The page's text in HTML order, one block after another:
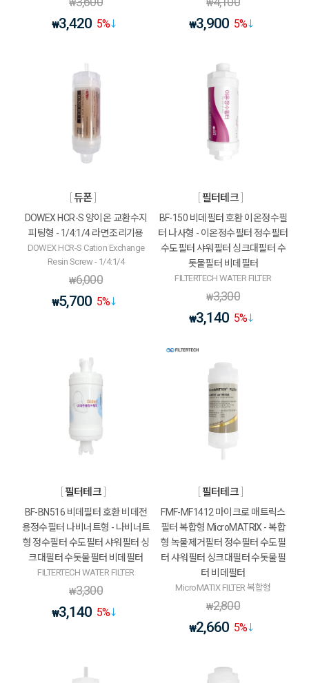
₩
₩3,420 5%
₩
₩3,900 5%
듀폰
DOWEX HCR-S 양이온 교환수지
피팅형 - 1/4:1/4 라면조리기용
DOWEX HCR-S Cation Exchange
Resin Screw - 1/4:1/4
₩6,000
₩5,700 5%
필터테크
BF-150 비데필터 호환 이온정수필
터 나사형 - 이온정수필터 정수필터
수도필터 샤워필터 싱크대필터 수
돗물필터 비데필터
FILTERTECH WATER FILTER
₩3,300
₩3,140 5%
필터테크
BF-BN516 비데필터 호환 비데전
용정수필터 나비너트형 - 나비너트
형 정수필터 수도필터 샤워필터 싱
크대필터 수돗물필터 비데필터
FILTERTECH WATER FILTER
₩3,300
₩3,140 5%
필터테크
FMF-MF1412 마이크로 매트릭스
필터 복합형 MicroMATRIX - 복합
형 녹물제거필터 정수필터 수도필
터 샤워필터 싱크대필터 수돗물필
터 비데필터
MicroMATIX FILTER 복합형
₩2,800
₩2,660 5%